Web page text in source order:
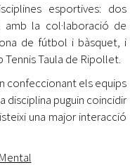
per veure
esportives: dos
la col·laboració de
de fútbol i bàsquet, i
Taula de Ripollet.
confeccionant els equips
disciplina puguin coincidir
una major interacció